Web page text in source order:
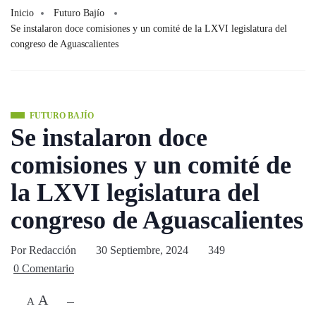
Inicio
Futuro Bajío
Se instalaron doce comisiones y un comité de la LXVI legislatura del
congreso de Aguascalientes
FUTURO BAJÍO
Se instalaron doce
comisiones y un comité de
la LXVI legislatura del
congreso de Aguascalientes
Por Redacción 30 Septiembre, 2024
349
0 Comentario
A A